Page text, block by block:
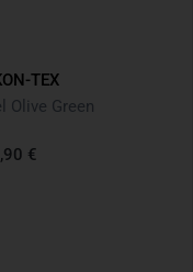
TEX
Olive Green
€